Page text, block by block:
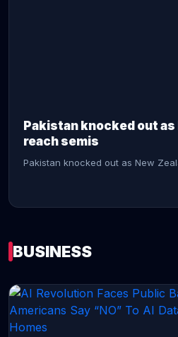
Pakistan knocked out as
reach semis
Pakistan knocked out as New
CONTINUE READING →
BUSINESS